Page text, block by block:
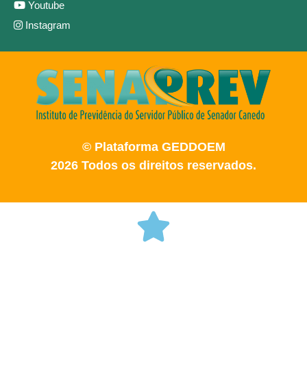
Youtube
Instagram
© Plataforma GEDDOEM
2026 Todos os direitos reservados.